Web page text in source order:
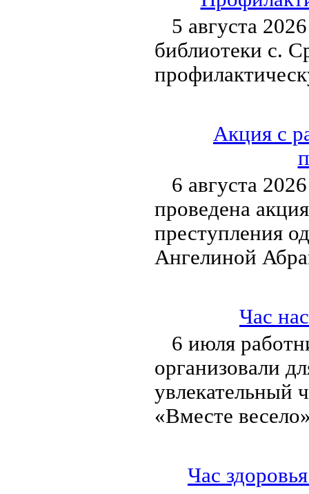
5 августа
библиотеки с.
Акция с
6 августа
проведена
преступления
Ангелиной
Час
6 июля
организовали
увлекательный
«Вместе
Час